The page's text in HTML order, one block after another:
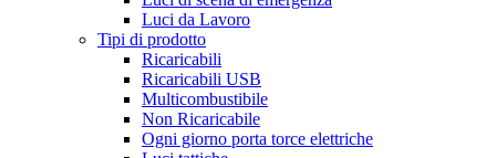
Luci da Lavoro
Tipi di prodotto
Ricaricabili
Ricaricabili USB
Multicombustibile
Non Ricaricabile
Ogni giorno porta torce elettriche